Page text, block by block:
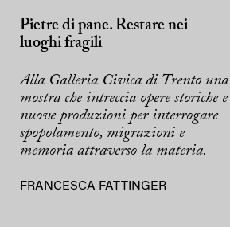
Pietre di pane. Restare nei
luoghi fragili
Alla Galleria Civica di Trento una
mostra che intreccia opere storiche e
nuove produzioni per interrogare
spopolamento, migrazioni e
memoria attraverso la materia.
FRANCESCA FATTINGER